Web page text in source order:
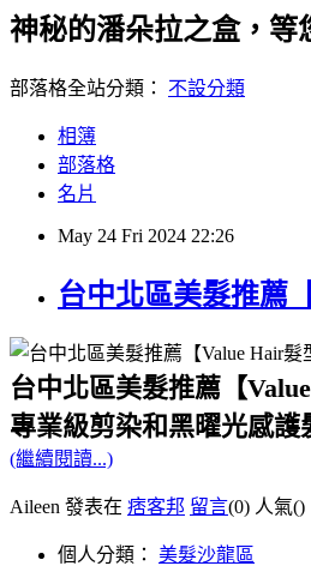
神秘的潘朵拉之盒，等
部落格全站分類： 不設分類
相簿
部落格
名片
May 24 Fri 2024 22:26
台中北區美髮推薦
台中北區美髮推薦【
專業級剪染和黑曜光感
(繼續閱讀...)
Aileen 發表在 痞客邦 留言(0) 人氣()
個人分類： 美髮沙龍區